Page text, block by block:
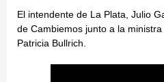
El intendente de La Plata, Julio
de Cambiemos junto a la
Patricia Bullrich.